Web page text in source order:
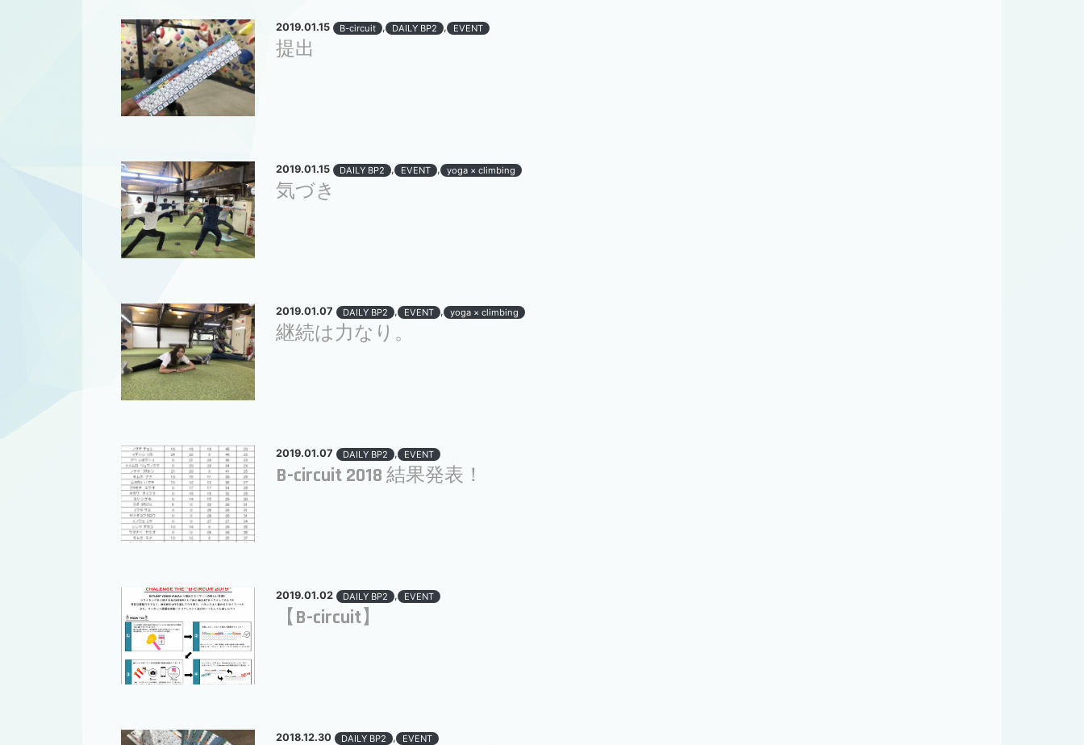
2019.01.15 B-circuit , DAILY BP2 , EVENT
提出
2019.01.15 DAILY BP2 , EVENT , yoga × climbing
気づき
2019.01.07 DAILY BP2 , EVENT , yoga × climbing
継続は力なり。
2019.01.07 DAILY BP2 , EVENT
B-circuit 2018 結果発表！
2019.01.02 DAILY BP2 , EVENT
【B-circuit】
2018.12.30 DAILY BP2 , EVENT